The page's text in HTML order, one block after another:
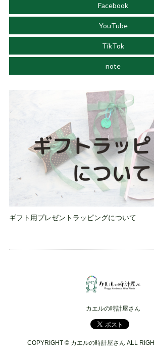
Facebook
YouTube
TikTok
note
ギフト用プレゼントラッピングについて
カエルの時計屋さん
COPYRIGHT © カエルの時計屋さん ALL